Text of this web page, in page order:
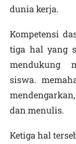
dunia kerja.
Kompetensi
tiga hal yang
mendukung
siswa.
dan menulis.
Ketiga hal